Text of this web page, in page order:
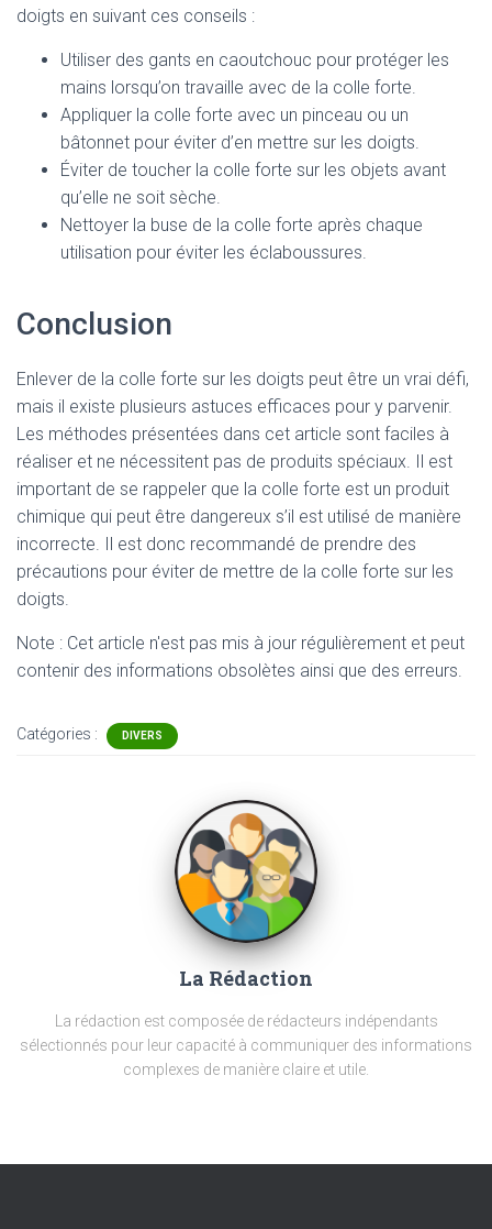
doigts en suivant ces conseils :
Utiliser des gants en caoutchouc pour protéger les
mains lorsqu’on travaille avec de la colle forte.
Appliquer la colle forte avec un pinceau ou un
bâtonnet pour éviter d’en mettre sur les doigts.
Éviter de toucher la colle forte sur les objets avant
qu’elle ne soit sèche.
Nettoyer la buse de la colle forte après chaque
utilisation pour éviter les éclaboussures.
Conclusion
Enlever de la colle forte sur les doigts peut être un vrai défi,
mais il existe plusieurs astuces efficaces pour y parvenir.
Les méthodes présentées dans cet article sont faciles à
réaliser et ne nécessitent pas de produits spéciaux. Il est
important de se rappeler que la colle forte est un produit
chimique qui peut être dangereux s’il est utilisé de manière
incorrecte. Il est donc recommandé de prendre des
précautions pour éviter de mettre de la colle forte sur les
doigts.
Note : Cet article n'est pas mis à jour régulièrement et peut
contenir des informations obsolètes ainsi que des erreurs.
Catégories : DIVERS
La Rédaction
La rédaction est composée de rédacteurs indépendants
sélectionnés pour leur capacité à communiquer des informations
complexes de manière claire et utile.